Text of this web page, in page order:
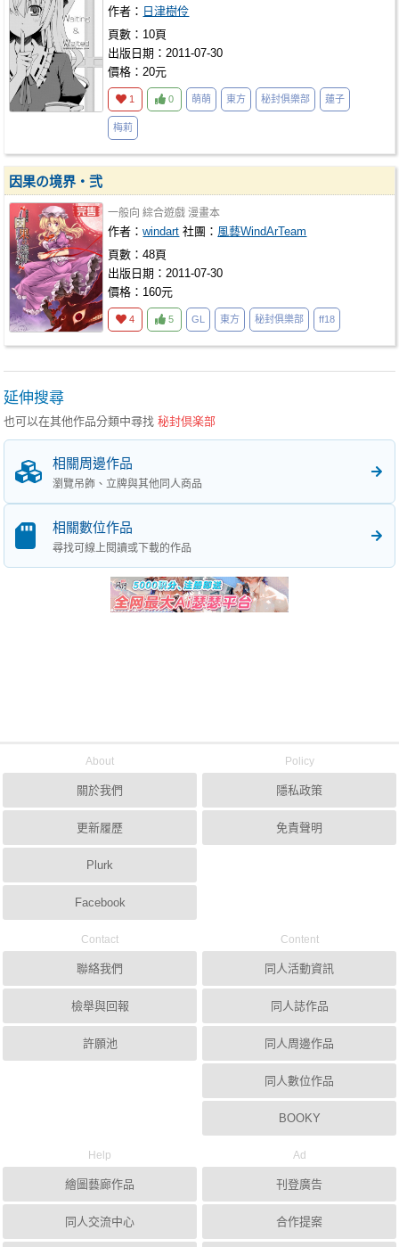
作者： 日津樹伶
頁數：10頁
出版日期：2011-07-30
價格：20元
1 0 萌萌 東方 秘封俱樂部 蓮子
梅莉
因果の境界・弐
一般向 綜合遊戲 漫畫本
作者：windart 社團： 風藝WindArTeam
頁數：48頁
出版日期：2011-07-30
價格：160元
4 5 GL 東方 秘封俱樂部 ff18
延伸搜尋
也可以在其他作品分類中尋找秘封倶楽部
相關周邊作品
瀏覽吊飾、立牌與其他同人商品
相關數位作品
尋找可線上閱讀或下載的作品
About
關於我們
更新履歷
Plurk
Facebook
Policy
隱私政策
免責聲明
Contact
聯絡我們
檢舉與回報
許願池
Content
同人活動資訊
同人誌作品
同人周邊作品
同人數位作品
BOOKY
Help
繪圖藝廊作品
同人交流中心
Ad
刊登廣告
合作提案